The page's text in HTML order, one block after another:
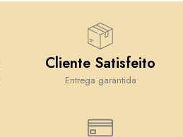
Cliente Satisfeito
Entrega garantida